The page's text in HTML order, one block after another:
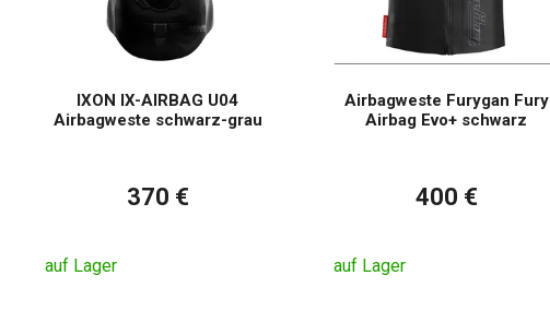
IXON IX-AIRBAG U04
Airbagweste schwarz-grau
370 €
auf Lager
Airbagweste Furygan Fury
Airbag Evo+ schwarz
400 €
auf Lager